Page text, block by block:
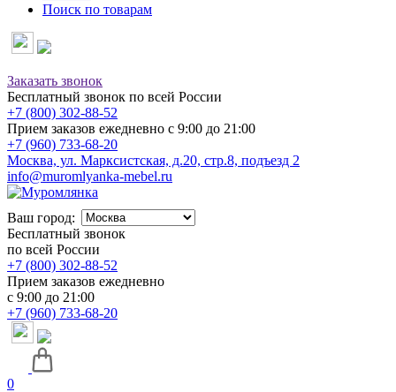
Поиск по товарам
Заказать звонок
Бесплатный звонок по всей России
+7 (800) 302-88-52
Прием заказов ежедневно с 9:00 до 21:00
+7 (960) 733-68-20
Москва, ул. Марксистская, д.20, стр.8, подъезд 2
info@muromlyanka-mebel.ru
Ваш город:
Бесплатный звонок
по всей России
+7 (800) 302-88-52
Прием заказов ежедневно
с 9:00 до 21:00
+7 (960) 733-68-20
0